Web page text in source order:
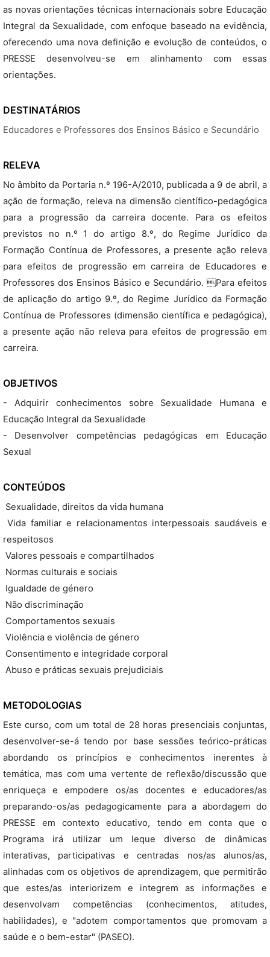
as novas orientações técnicas internacionais sobre Educação
Integral da Sexualidade, com enfoque baseado na evidência,
oferecendo uma nova definição e evolução de conteúdos, o
PRESSE desenvolveu-se em alinhamento com essas
orientações.
DESTINATÁRIOS
Educadores e Professores dos Ensinos Básico e Secundário
RELEVA
No âmbito da Portaria n.º 196-A/2010, publicada a 9 de abril, a
ação de formação, releva na dimensão científico-pedagógica
para a progressão da carreira docente. Para os efeitos
previstos no n.º 1 do artigo 8.º, do Regime Jurídico da
Formação Contínua de Professores, a presente ação releva
para efeitos de progressão em carreira de Educadores e
Professores dos Ensinos Básico e Secundário. Para efeitos
de aplicação do artigo 9.º, do Regime Jurídico da Formação
Contínua de Professores (dimensão científica e pedagógica),
a presente ação não releva para efeitos de progressão em
carreira.
OBJETIVOS
- Adquirir conhecimentos sobre Sexualidade Humana e
Educação Integral da Sexualidade
- Desenvolver competências pedagógicas em Educação
Sexual
CONTEÚDOS
 Sexualidade, direitos da vida humana
 Vida familiar e relacionamentos interpessoais saudáveis e
respeitosos
 Valores pessoais e compartilhados
 Normas culturais e sociais
 Igualdade de género
 Não discriminação
 Comportamentos sexuais
 Violência e violência de género
 Consentimento e integridade corporal
 Abuso e práticas sexuais prejudiciais
METODOLOGIAS
Este curso, com um total de 28 horas presenciais conjuntas,
desenvolver-se-á tendo por base sessões teórico-práticas
abordando os princípios e conhecimentos inerentes à
temática, mas com uma vertente de reflexão/discussão que
enriqueça e empodere os/as docentes e educadores/as
preparando-os/as pedagogicamente para a abordagem do
PRESSE em contexto educativo, tendo em conta que o
Programa irá utilizar um leque diverso de dinâmicas
interativas, participativas e centradas nos/as alunos/as,
alinhadas com os objetivos de aprendizagem, que permitirão
que estes/as interiorizem e integrem as informações e
desenvolvam competências (conhecimentos, atitudes,
habilidades), e "adotem comportamentos que promovam a
saúde e o bem-estar" (PASEO).